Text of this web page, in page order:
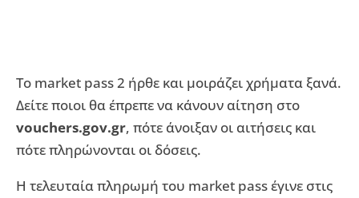
Το market pass 2 ήρθε και μοιράζει χρήματα ξανά.
Δείτε ποιοι θα έπρεπε να κάνουν αίτηση στο
vouchers.gov.gr, πότε άνοιξαν οι αιτήσεις και
πότε πληρώνονται οι δόσεις.
Η τελευταία πληρωμή του market pass έγινε στις